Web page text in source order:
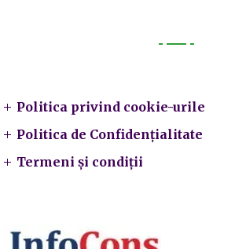
Politica privind cookie-urile
Politica de Confidențialitate
Termeni și condiții